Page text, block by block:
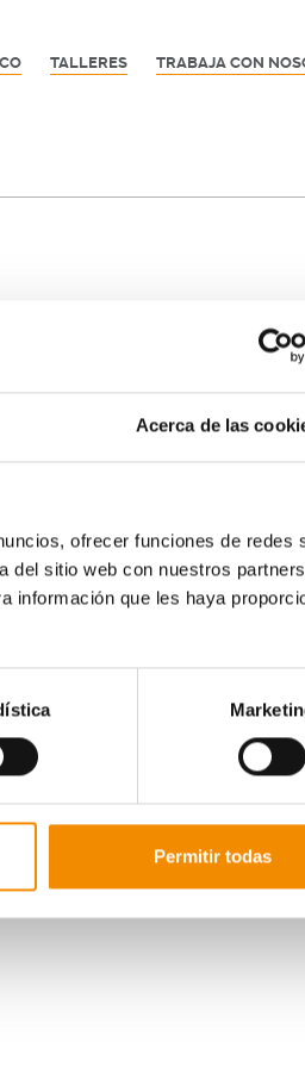
Acerca de las
ofrecer funciones de redes
del sitio web con nuestros
información que les haya
Permitir todas
TALLERES TRABAJA CON
los siguientes destinos: Roma,
consultar las bases del concurso.